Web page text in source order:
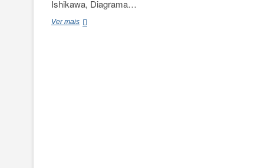
Ishikawa, Diagrama…
Ver maisAnalista